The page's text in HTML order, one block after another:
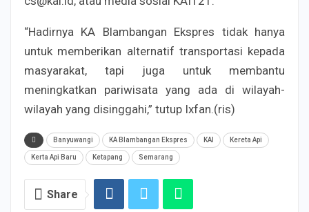
“Hadirnya KA Blambangan Ekspres tidak hanya
untuk memberikan alternatif transportasi kepada
masyarakat, tapi juga untuk membantu
meningkatkan pariwisata yang ada di wilayah-
wilayah yang disinggahi,” tutup Ixfan.(ris)
Banyuwangi KA Blambangan Ekspres KAI Kereta Api
Kerta Api Baru Ketapang Semarang
Share